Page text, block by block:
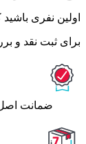
اولین نفری باشید که
برای ثبت نقد و
ﺿﻤﺎﻧﺖ اﺻﻞ